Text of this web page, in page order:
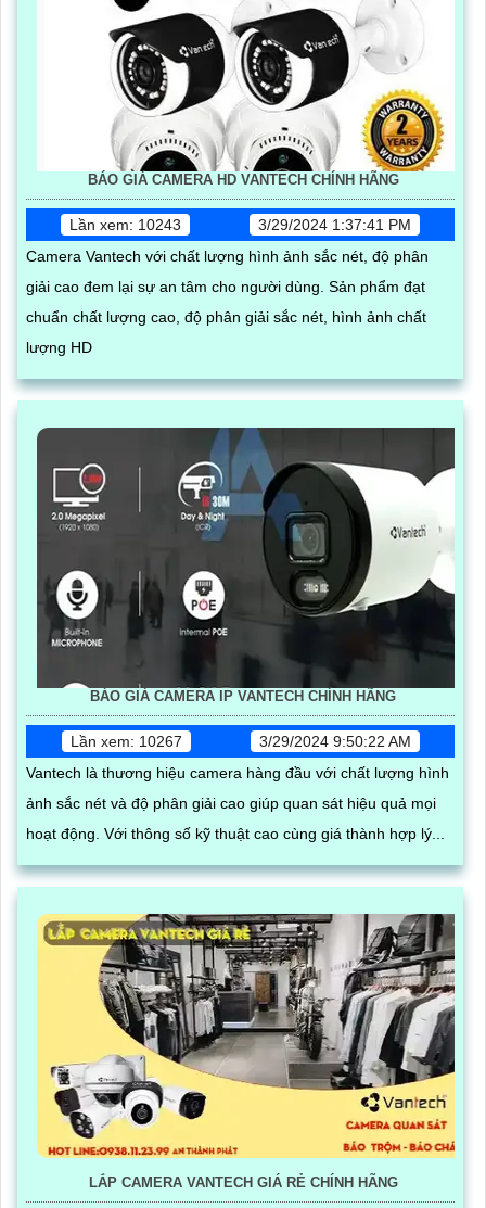
BÁO GIÁ CAMERA HD VANTECH CHÍNH HÃNG
Lần xem: 10243
3/29/2024 1:37:41 PM
Camera Vantech với chất lượng hình ảnh sắc nét, độ phân
giải cao đem lại sự an tâm cho người dùng. Sản phẩm đạt
chuẩn chất lượng cao, độ phân giải sắc nét, hình ảnh chất
lượng HD
BÁO GIÁ CAMERA IP VANTECH CHÍNH HÃNG
Lần xem: 10267
3/29/2024 9:50:22 AM
Vantech là thương hiệu camera hàng đầu với chất lượng hình
ảnh sắc nét và độ phân giải cao giúp quan sát hiệu quả mọi
hoạt động. Với thông số kỹ thuật cao cùng giá thành hợp lý...
LẮP CAMERA VANTECH GIÁ RẺ CHÍNH HÃNG